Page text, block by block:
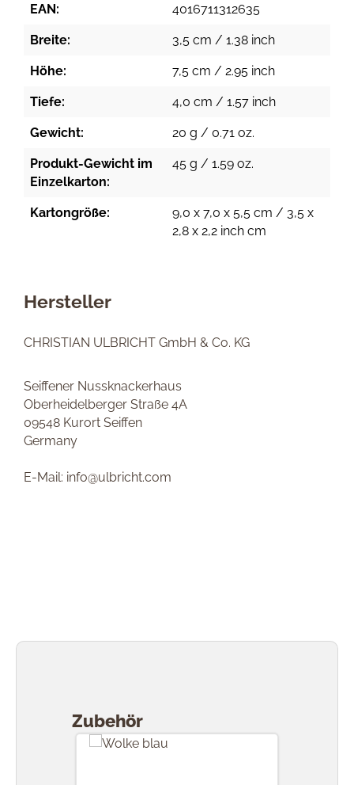
EAN: 4016711312635
Breite: 3,5 cm / 1.38 inch
Höhe: 7,5 cm / 2.95 inch
Tiefe: 4,0 cm / 1.57 inch
Gewicht: 20 g / 0.71 oz.
Produkt-Gewicht im
Einzelkarton:
45 g / 1.59 oz.
Kartongröße:
9,0 x 7,0 x 5,5 cm / 3,5 x
2,8 x 2,2 inch cm
Hersteller
CHRISTIAN ULBRICHT GmbH & Co. KG
Seiffener Nussknackerhaus
Oberheidelberger Straße 4A
09548 Kurort Seiffen
Germany
E-Mail: info@ulbricht.com
Zubehör